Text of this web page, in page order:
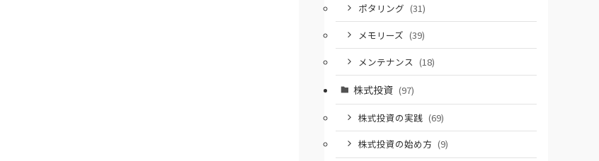
ポタリング (31)
メモリーズ (39)
メンテナンス (18)
株式投資 (97)
株式投資の実践 (69)
株式投資の始め方 (9)